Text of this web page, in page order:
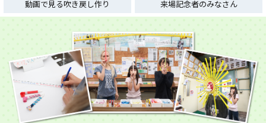
動画で見る吹き戻し作り
来場記念者のみなさん